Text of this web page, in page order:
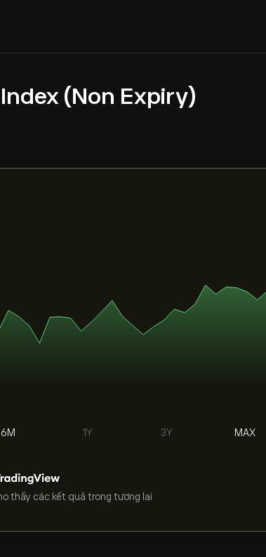
(Non Expiry)
6M 1Y 3Y MAX
thấy các kết quả trong tương lai